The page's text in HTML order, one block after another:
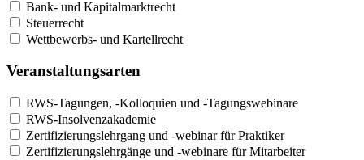
Bank- und Kapitalmarktrecht
Steuerrecht
Wettbewerbs- und Kartellrecht
Veranstaltungsarten
RWS-Tagungen, -Kolloquien und -Tagungswebinare
RWS-Insolvenzakademie
Zertifizierungslehrgang und -webinar für Praktiker
Zertifizierungslehrgänge und -webinare für Mitarbeiter